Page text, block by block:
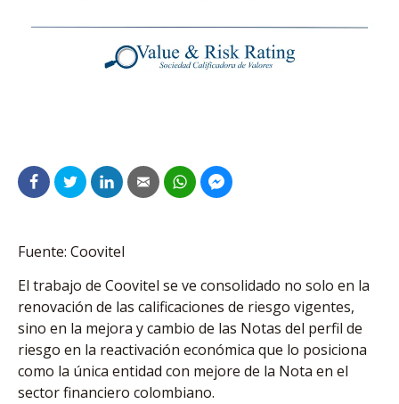
Fuente: Coovitel
El trabajo de Coovitel se ve consolidado no solo en la
renovación de las calificaciones de riesgo vigentes,
sino en la mejora y cambio de las Notas del perfil de
riesgo en la reactivación económica que lo posiciona
como la única entidad con mejore de la Nota en el
sector financiero colombiano.